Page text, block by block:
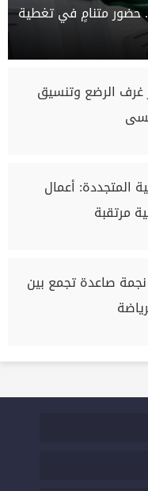
حضور متنامٍ في تغطية
غرف الرضع وتنسيق
المتجددة: أعمال
مرتقبة
نجمة صاعدة تجمع بين